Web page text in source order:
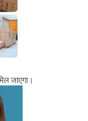
जाएगा।